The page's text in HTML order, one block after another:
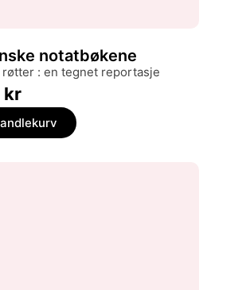
notatbøkene
røtter : en tegnet reportasje
kr